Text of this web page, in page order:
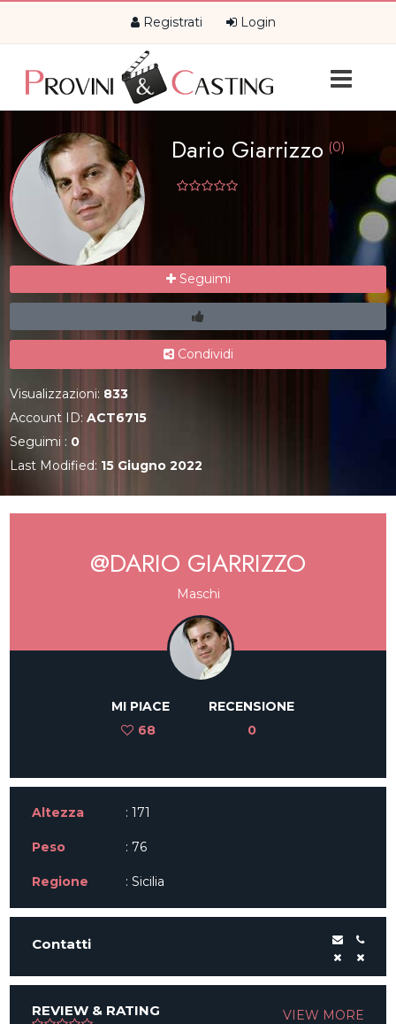
Registrati Login
Dario Giarrizzo (0)
Seguimi
Condividi
Visualizzazioni: 833
Account ID:ACT6715
Seguimi : 0
Last Modified: 15 Giugno 2022
@DARIO GIARRIZZO
Maschi
MI PIACE
68
RECENSIONE
0
Altezza : 171
Peso : 76
Regione : Sicilia
Contatti
REVIEW & RATING VIEW MORE